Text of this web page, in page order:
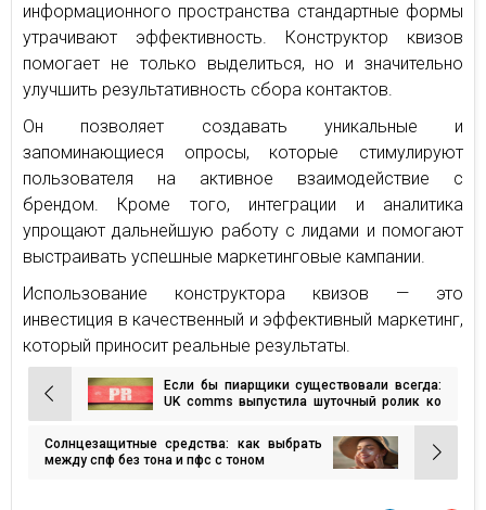
информационного пространства стандартные формы
утрачивают эффективность. Конструктор квизов
помогает не только выделиться, но и значительно
улучшить результативность сбора контактов.
Он позволяет создавать уникальные и
запоминающиеся опросы, которые стимулируют
пользователя на активное взаимодействие с
брендом. Кроме того, интеграции и аналитика
упрощают дальнейшую работу с лидами и помогают
выстраивать успешные маркетинговые кампании.
Использование конструктора квизов — это
инвестиция в качественный и эффективный маркетинг,
который приносит реальные результаты.
Навигация
по
записям
Если бы пиарщики существовали всегда:
UK comms выпустила шуточный ролик ко
Солнцезащитные средства: как выбрать
между спф без тона и пфс с тоном